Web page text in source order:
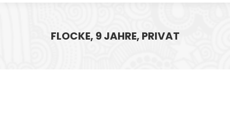
FLOCKE, 9 JAHRE, PRIVAT